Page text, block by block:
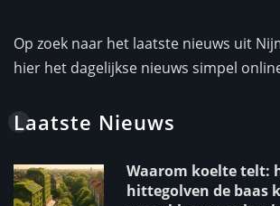
Op zoek naar het laatste nieuws uit
hier het dagelijkse nieuws simpel
Laatste Nieuws
Waarom koelte telt:
hittegolven de baas